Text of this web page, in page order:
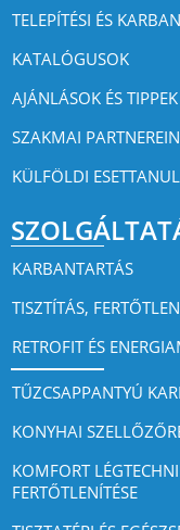
TELEPÍTÉSI ÉS
KATALÓGUSOK
AJÁNLÁSOK ÉS TIPPEK
SZAKMAI
KÜLFÖLDI
KARBANTARTÁS
TISZTÍTÁS,
RETROFIT ÉS
TŰZCSAPPANTYÚ
KONYHAI
KOMFORT
FERTŐTLENÍTÉSE